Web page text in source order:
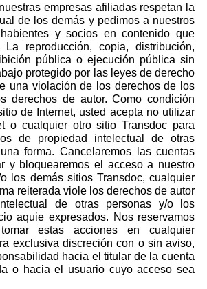
empresas afiliadas respetan la
de los demás y pedimos a nuestros
y socios en contenido que
reproducción, copia, distribución,
pública o ejecución pública sin
protegido por las leyes de derecho
una violación de los derechos de los
derechos de autor. Como condición
de Internet, usted acepta no utilizar
o cualquier otro sitio Transdoc para
de propiedad intelectual de otras
forma. Cancelaremos las cuentas
y bloquearemos el acceso a nuestro
los demás sitios Transdoc, cualquier
reiterada viole los derechos de autor
de otras personas y/o los
aquie expresados. Nos reservamos
estas acciones en cualquier
exclusiva discreción con o sin aviso,
hacia el titular de la cuenta
o hacia el usuario cuyo acceso sea